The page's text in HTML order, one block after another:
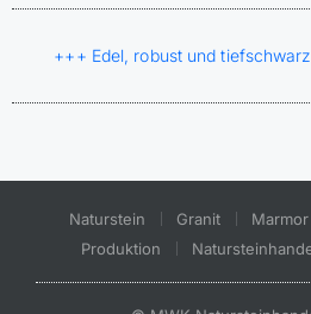
+++ Edel, robust und
Naturstein Granit Marmor
Produktion